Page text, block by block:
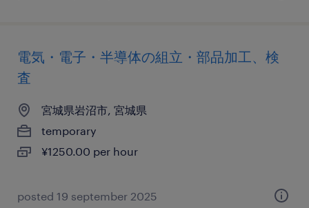
電気・電子・半導体の組立・部品加工、検
査
宮城県岩沼市, 宮城県
temporary
¥1250.00 per hour
posted 19 september 2025